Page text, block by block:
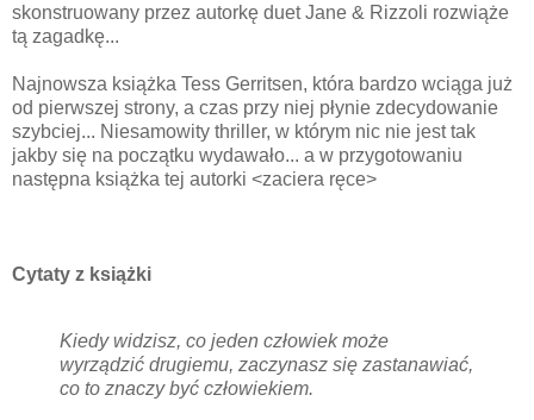
skonstruowany przez autorkę duet Jane & Rizzoli rozwiąże
tą zagadkę...
Najnowsza książka Tess Gerritsen, która bardzo wciąga już
od pierwszej strony, a czas przy niej płynie zdecydowanie
szybciej... Niesamowity thriller, w którym nic nie jest tak
jakby się na początku wydawało... a w przygotowaniu
następna książka tej autorki <zaciera ręce>
Cytaty z książki
Kiedy widzisz, co jeden człowiek może
wyrządzić drugiemu, zaczynasz się zastanawiać,
co to znaczy być człowiekiem.